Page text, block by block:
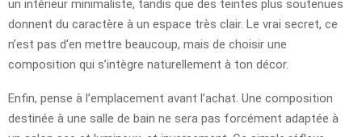
un intérieur minimaliste, tandis que des teintes plus soutenues
donnent du caractère à un espace très clair. Le vrai secret, ce
n’est pas d’en mettre beaucoup, mais de choisir une
composition qui s’intègre naturellement à ton décor.
Enfin, pense à l’emplacement avant l’achat. Une composition
destinée à une salle de bain ne sera pas forcément adaptée à